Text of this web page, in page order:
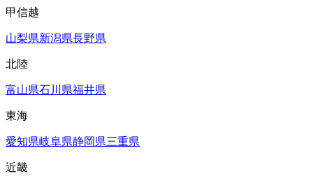
甲信越
山梨県新潟県長野県
北陸
富山県石川県福井県
東海
愛知県岐阜県静岡県三重県
近畿